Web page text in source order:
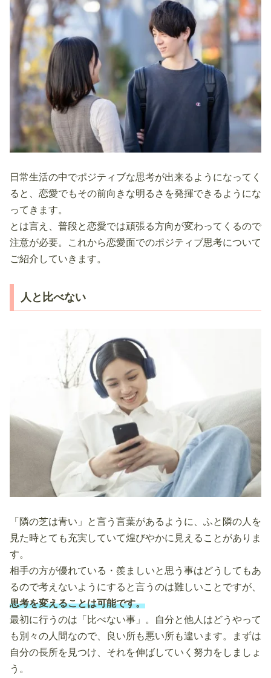
日常生活の中でポジティブな思考が出来るようになってく
ると、恋愛でもその前向きな明るさを発揮できるようにな
ってきます。
とは言え、普段と恋愛では頑張る方向が変わってくるので
注意が必要。これから恋愛面でのポジティブ思考について
ご紹介していきます。
人と比べない
「隣の芝は青い」と言う言葉があるように、ふと隣の人を
見た時とても充実していて煌びやかに見えることがありま
す。
相手の方が優れている・羨ましいと思う事はどうしてもあ
るので考えないようにすると言うのは難しいことですが、
思考を変えることは可能です。
最初に行うのは「比べない事」。自分と他人はどうやって
も別々の人間なので、良い所も悪い所も違います。まずは
自分の長所を見つけ、それを伸ばしていく努力をしましょ
う。